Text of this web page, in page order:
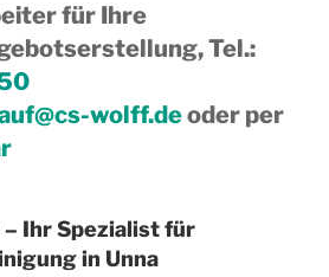
für Ihre
Tel.:
wolff.deoder per
Ihr Spezialist für
in Unna